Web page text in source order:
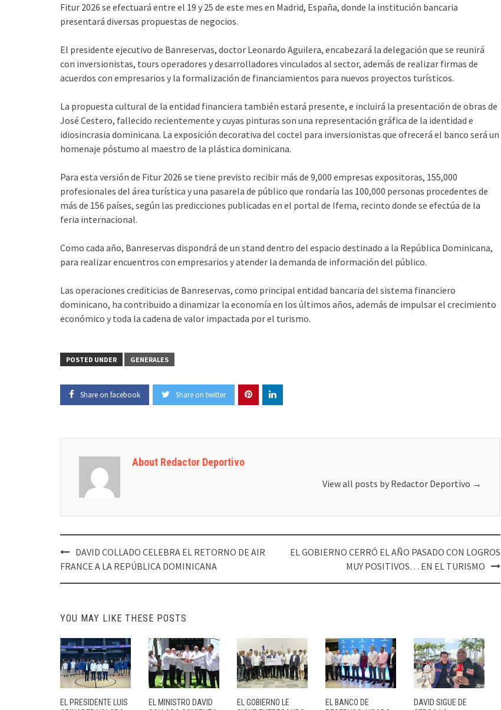
Fitur 2026 se efectuará entre el 19 y 25 de este mes en Madrid, España, donde la institución bancaria
presentará diversas propuestas de negocios.
El presidente ejecutivo de Banreservas, doctor Leonardo Aguilera, encabezará la delegación que se reunirá
con inversionistas, tours operadores y desarrolladores vinculados al sector, además de realizar firmas de
acuerdos con empresarios y la formalización de financiamientos para nuevos proyectos turísticos.
La propuesta cultural de la entidad financiera también estará presente, e incluirá la presentación de obras de
José Cestero, fallecido recientemente y cuyas pinturas son una representación gráfica de la identidad e
idiosincrasia dominicana. La exposición decorativa del coctel para inversionistas que ofrecerá el banco será un
homenaje póstumo al maestro de la plástica dominicana.
Para esta versión de Fitur 2026 se tiene previsto recibir más de 9,000 empresas expositoras, 155,000
profesionales del área turística y una pasarela de público que rondaría las 100,000 personas procedentes de
más de 156 países, según las predicciones publicadas en el portal de Ifema, recinto donde se efectúa de la
feria internacional.
Como cada año, Banreservas dispondrá de un stand dentro del espacio destinado a la República Dominicana,
para realizar encuentros con empresarios y atender la demanda de información del público.
Las operaciones crediticias de Banreservas, como principal entidad bancaria del sistema financiero
dominicano, ha contribuido a dinamizar la economía en los últimos años, además de impulsar el crecimiento
económico y toda la cadena de valor impactada por el turismo.
POSTED UNDER GENERALES
Share on facebook Share on twitter
About Redactor Deportivo
View all posts by Redactor Deportivo →
Post
navigation
DAVID COLLADO CELEBRA EL RETORNO DE AIR
FRANCE A LA REPÚBLICA DOMINICANA
EL GOBIERNO CERRÓ EL AÑO PASADO CON LOGROS
MUY POSITIVOS… EN EL TURISMO
YOU MAY LIKE THESE POSTS
EL PRESIDENTE LUIS
EL MINISTRO DAVID
EL GOBIERNO LE
EL BANCO DE
DAVID SIGUE DE